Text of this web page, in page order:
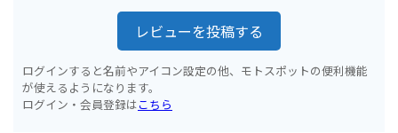
レビューを投稿する
ログインすると名前やアイコン設定の他、モトスポットの便利機能
が使えるようになります。
ログイン・会員登録はこちら